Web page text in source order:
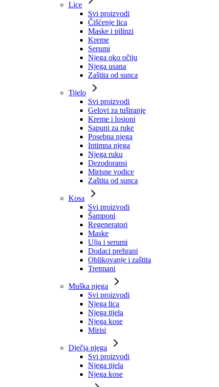
Lice
Svi proizvodi
Čišćenje lica
Maske i pilinzi
Kreme
Serumi
Njega oko očiju
Njega usana
Zaštita od sunca
Tijelo
Svi proizvodi
Gelovi za tuširanje
Kreme i losioni
Sapuni za ruke
Posebna njega
Intimna njega
Njega ruku
Dezodoransi
Mirisne vodice
Zaštita od sunca
Kosa
Svi proizvodi
Šamponi
Regeneratori
Maske
Ulja i serumi
Dodaci prehrani
Oblikovanje i zaštita
Tretmani
Muška njega
Svi proizvodi
Njega lica
Njega tijela
Njega kose
Mirisi
Dječja njega
Svi proizvodi
Njega tijela
Njega kose